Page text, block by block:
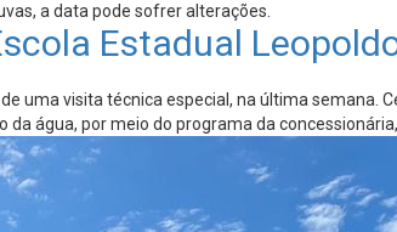
a data pode sofrer alterações.
Estadual
uma visita técnica especial, na última semana.
água, por meio do programa da